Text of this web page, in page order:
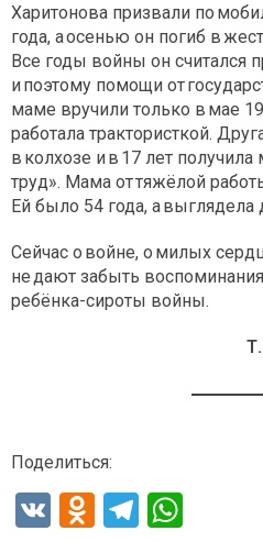
Харитонова призвали по
года, а осенью он погиб в
Все годы войны он считался
и поэтому помощи от
маме вручили только в мае
работала трактористкой.
в колхозе и в 17 лет
труд». Мама от тяжёлой
Ей было 54 года, а выглядела
Сейчас о войне, о милых
не дают забыть
ребёнка-сироты войны.
Поделиться:
V
O
T